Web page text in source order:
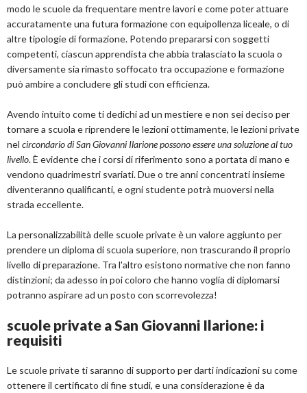
modo le scuole da frequentare mentre lavori e come poter attuare
accuratamente una futura formazione con equipollenza liceale, o di
altre tipologie di formazione. Potendo prepararsi con soggetti
competenti, ciascun apprendista che abbia tralasciato la scuola o
diversamente sia rimasto soffocato tra occupazione e formazione
può ambire a concludere gli studi con efficienza.
Avendo intuito come ti dedichi ad un mestiere e non sei deciso per
tornare a scuola e riprendere le lezioni ottimamente, le lezioni private
nel circondario di San Giovanni Ilarione possono essere una soluzione al tuo
livello. È evidente che i corsi di riferimento sono a portata di mano e
vendono quadrimestri svariati. Due o tre anni concentrati insieme
diventeranno qualificanti, e ogni studente potrà muoversi nella
strada eccellente.
La personalizzabilità delle scuole private è un valore aggiunto per
prendere un diploma di scuola superiore, non trascurando il proprio
livello di preparazione. Tra l'altro esistono normative che non fanno
distinzioni; da adesso in poi coloro che hanno voglia di diplomarsi
potranno aspirare ad un posto con scorrevolezza!
scuole private a San Giovanni Ilarione: i
requisiti
Le scuole private ti saranno di supporto per darti indicazioni su come
ottenere il certificato di fine studi, e una considerazione è da